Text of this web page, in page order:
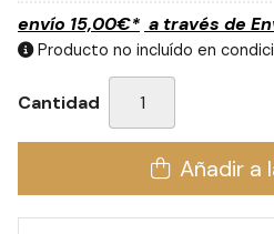
envío 15,00€* a través de
Producto no incluído en
Cantidad
Añadir a